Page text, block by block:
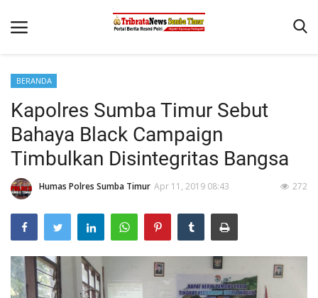
Beranda
Terms & Conditions
Reskrim
Binkam
Giat Ops
Polisi Kita
Mitra Polisi
Lantas
BERANDA
Kapolres Sumba Timur Sebut
Bahaya Black Campaign
Timbulkan Disintegritas Bangsa
Humas Polres Sumba Timur Apr 11, 2019 08:43 272